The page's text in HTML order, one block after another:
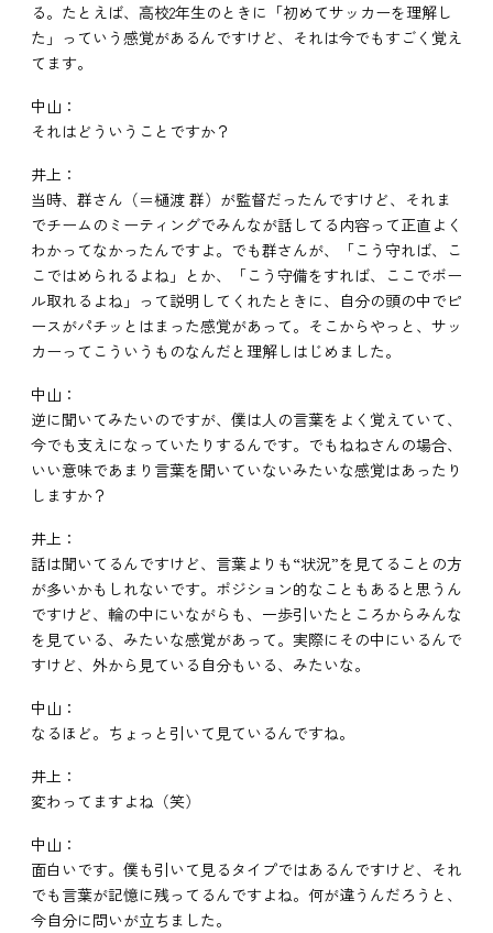
る。たとえば、高校2年生のときに「初めてサッカーを理解し
た」っていう感覚があるんですけど、それは今でもすごく覚え
てます。
中山：
それはどういうことですか？
井上：
当時、群さん（＝樋渡 群）が監督だったんですけど、それま
でチームのミーティングでみんなが話してる内容って正直よく
わかってなかったんですよ。でも群さんが、「こう守れば、こ
こではめられるよね」とか、「こう守備をすれば、ここでボー
ル取れるよね」って説明してくれたときに、自分の頭の中でピ
ースがパチッとはまった感覚があって。そこからやっと、サッ
カーってこういうものなんだと理解しはじめました。
中山：
逆に聞いてみたいのですが、僕は人の言葉をよく覚えていて、
今でも支えになっていたりするんです。でもねねさんの場合、
いい意味であまり言葉を聞いていないみたいな感覚はあったり
しますか？
井上：
話は聞いてるんですけど、言葉よりも“状況”を見てることの方
が多いかもしれないです。ポジション的なこともあると思うん
ですけど、輪の中にいながらも、一歩引いたところからみんな
を見ている、みたいな感覚があって。実際にその中にいるんで
すけど、外から見ている自分もいる、みたいな。
中山：
なるほど。ちょっと引いて見ているんですね。
井上：
変わってますよね（笑）
中山：
面白いです。僕も引いて見るタイプではあるんですけど、それ
でも言葉が記憶に残ってるんですよね。何が違うんだろうと、
今自分に問いが立ちました。